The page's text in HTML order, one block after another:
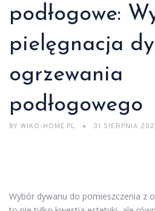
podłogowe:
pielęgnacja
ogrzewania
podłogowego
BY WIKO-HOME.PL 31 SIERPNIA
Wybór dywanu do pomieszczenia z